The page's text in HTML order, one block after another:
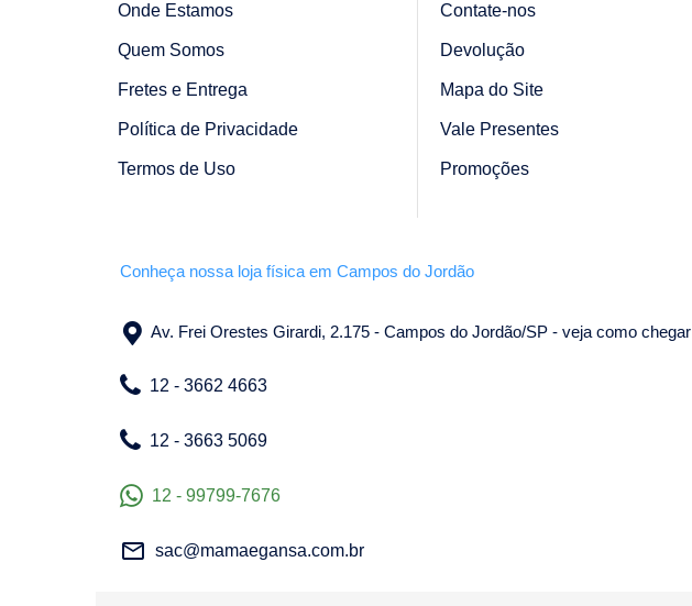
Onde Estamos
Quem Somos
Fretes e Entrega
Política de Privacidade
Termos de Uso
Contate-nos
Devolução
Mapa do Site
Vale Presentes
Promoções
Conheça nossa loja física em Campos do Jordão
Av. Frei Orestes Girardi, 2.175 - Campos do Jordão/SP - veja como chegar
12 - 3662 4663
12 - 3663 5069
12 - 99799-7676
sac@mamaegansa.com.br